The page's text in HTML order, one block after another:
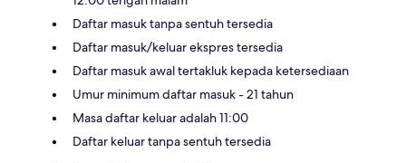
Daftar masuk tanpa sentuh tersedia
Daftar masuk/keluar ekspres tersedia
Daftar masuk awal tertakluk kepada ketersediaan
Umur minimum daftar masuk - 21 tahun
Masa daftar keluar adalah 11:00
Daftar keluar tanpa sentuh tersedia